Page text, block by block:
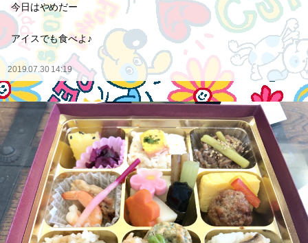
今日はやめだー
アイスでも食べよ♪
2019.07.30 14:19